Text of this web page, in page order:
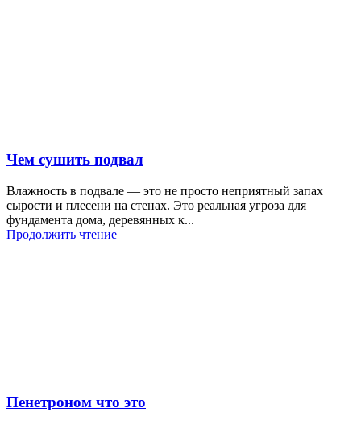
Чем сушить подвал
Влажность в подвале — это не просто неприятный запах
сырости и плесени на стенах. Это реальная угроза для
фундамента дома, деревянных к...
Продолжить чтение
Пенетроном что это